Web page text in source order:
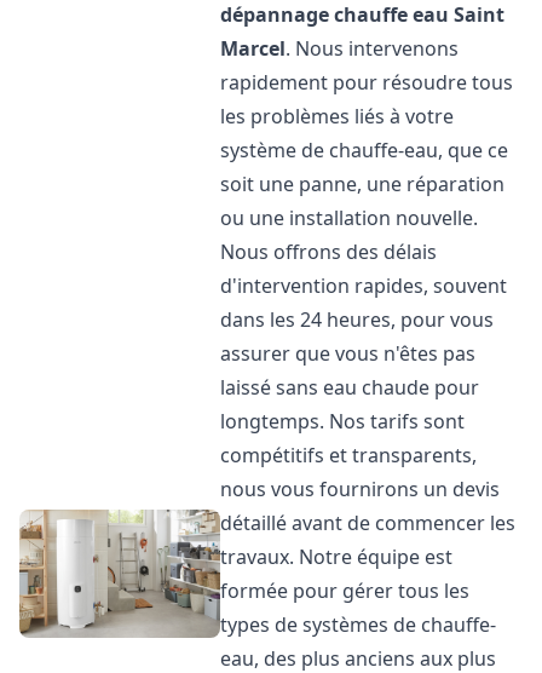
dépannage chauffe eau Saint
Marcel. Nous intervenons
rapidement pour résoudre tous
les problèmes liés à votre
système de chauffe-eau, que ce
soit une panne, une réparation
ou une installation nouvelle.
Nous offrons des délais
d'intervention rapides, souvent
dans les 24 heures, pour vous
assurer que vous n'êtes pas
laissé sans eau chaude pour
longtemps. Nos tarifs sont
compétitifs et transparents,
nous vous fournirons un devis
détaillé avant de commencer les
travaux. Notre équipe est
formée pour gérer tous les
types de systèmes de chauffe-
eau, des plus anciens aux plus